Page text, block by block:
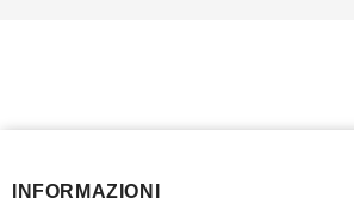
INFORMAZIONI